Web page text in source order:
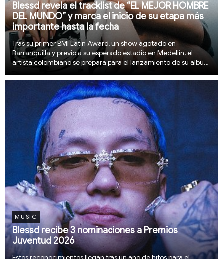
Blessd revela el tracklist de “EL MEJOR HOMBRE
DEL MUNDO” y marca el inicio de su etapa más
importante hasta la fecha
Tras su primer BMI Latin Award, un show agotado en
Barranquilla y previo a su esperado estadio en Medellín, el
artista colombiano se prepara para el lanzamiento de su álbum
MUSIC
Blessd recibe 3 nominaciones a Premios
Juventud 2026